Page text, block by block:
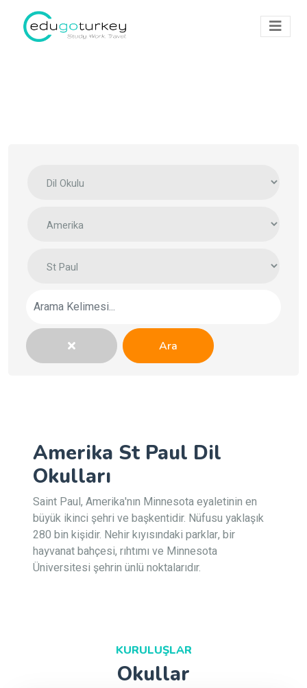
Ara
Amerika St Paul Dil
Okulları
Saint Paul, Amerika'nın Minnesota eyaletinin en
büyük ikinci şehri ve başkentidir. Nüfusu yaklaşık
280 bin kişidir. Nehir kıyısındaki parklar, bir
hayvanat bahçesi, rıhtımı ve Minnesota
Üniversitesi şehrin ünlü noktalarıdır.
KURULUŞLAR
Okullar